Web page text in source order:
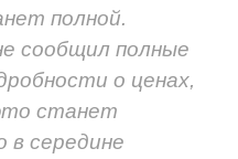
полной.
сообщил полные
о ценах,
станет
в середине